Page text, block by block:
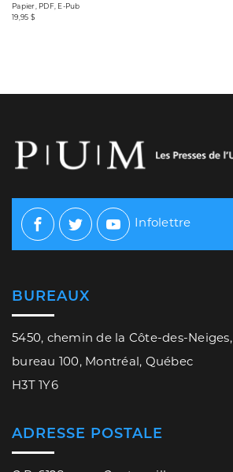
Papier, PDF, E-Pub
19,95 $
Facebook
TwitterYoutube
Infolettre
BUREAUX
5450, chemin de la Côte-des-Neiges,
bureau 100, Montréal, Québec
H3T 1Y6
ADRESSE POSTALE